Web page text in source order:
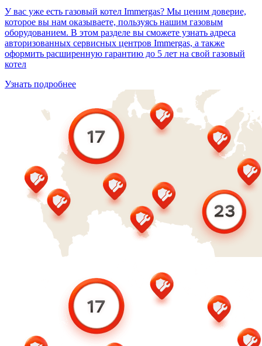
У вас уже есть газовый котел Immergas? Мы ценим доверие,
которое вы нам оказываете, пользуясь нашим газовым
оборудованием. В этом разделе вы сможете узнать адреса
авторизованных сервисных центров Immergas, а также
оформить расширенную гарантию до 5 лет на свой газовый
котел
Узнать подробнее